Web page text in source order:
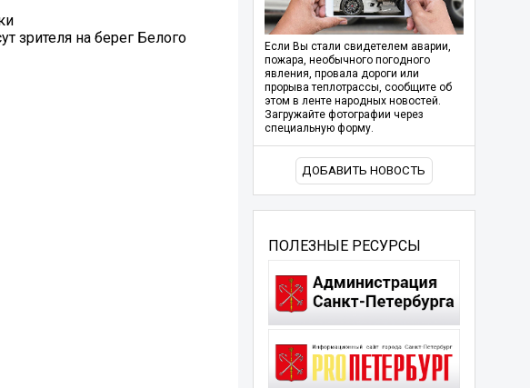
зрителя на берег Белого
Если Вы стали свидетелем аварии,
пожара, необычного погодного
явления, провала дороги или
прорыва теплотрассы, сообщите об
этом в ленте народных новостей.
Загружайте фотографии через
специальную форму.
ДОБАВИТЬ НОВОСТЬ
ПОЛЕЗНЫЕ РЕСУРСЫ